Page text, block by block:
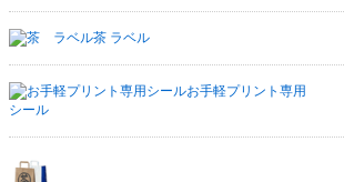
茶 ラベル
お手軽プリント専用
シール